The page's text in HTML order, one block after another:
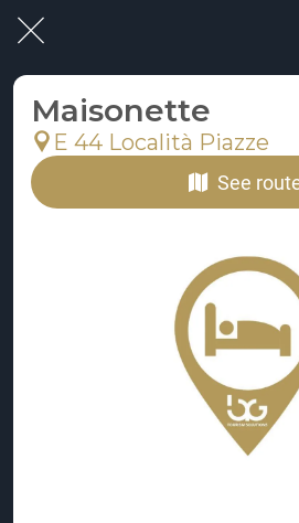
Maisonette
E 44 Località Piazze
See